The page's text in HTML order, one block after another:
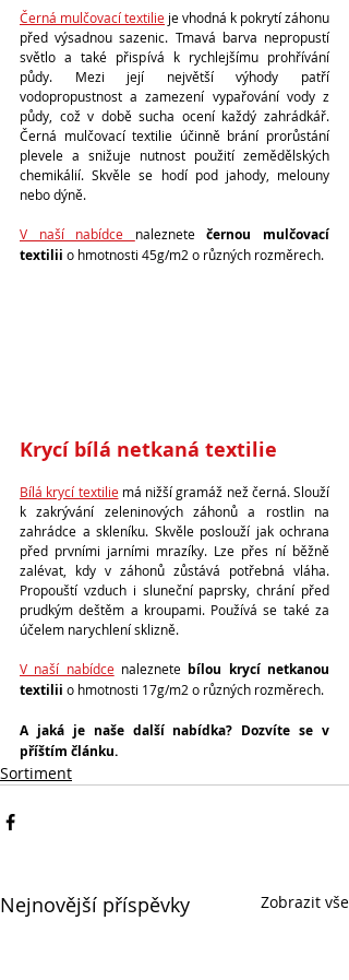
Černá mulčovací textilie je vhodná k pokrytí záhonu
před výsadnou sazenic. Tmavá barva nepropustí
světlo a také přispívá k rychlejšímu prohřívání
půdy. Mezi její největší výhody patří
vodopropustnost a zamezení vypařování vody z
půdy, což v době sucha ocení každý zahrádkář.
Černá mulčovací textilie účinně brání prorůstání
plevele a snižuje nutnost použití zemědělských
chemikálií. Skvěle se hodí pod jahody, melouny
nebo dýně.
V naší nabídce naleznete černou mulčovací
textilii o hmotnosti 45g/m2 o různých rozměrech.
Krycí bílá netkaná textilie
Bílá krycí textilie má nižší gramáž než černá. Slouží
k zakrývání zeleninových záhonů a rostlin na
zahrádce a skleníku. Skvěle poslouží jak ochrana
před prvními jarními mrazíky. Lze přes ní běžně
zalévat, kdy v záhonů zůstává potřebná vláha.
Propouští vzduch i sluneční paprsky, chrání před
prudkým deštěm a kroupami. Používá se také za
účelem narychlení sklizně.
V naší nabídce naleznete bílou krycí netkanou
textilii o hmotnosti 17g/m2 o různých rozměrech.
A jaká je naše další nabídka? Dozvíte se v
příštím článku.
Sortiment
Nejnovější příspěvky Zobrazit vše